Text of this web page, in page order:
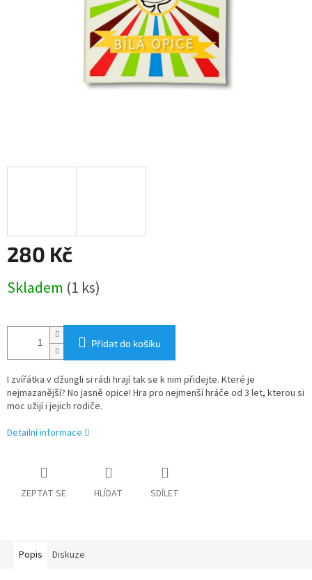
280 Kč
cena:
Skladem (1 ks)
Přidat do košíku
I zvířátka v džungli si rádi hrají tak se k nim přidejte. Které je
nejmazanější? No jasně opice! Hra pro nejmenší hráče od 3 let, kterou si
moc užijí i jejich rodiče.
Detailní informace
ZEPTAT SE HLÍDAT SDÍLET
Popis Diskuze